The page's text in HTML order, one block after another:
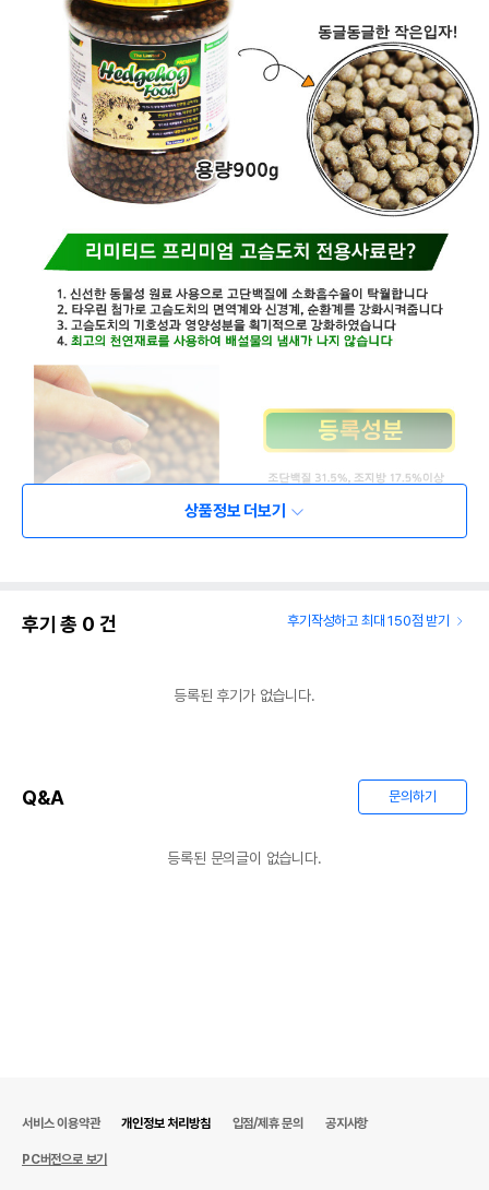
상품정보 더보기
후기 총 0 건 후기작성하고 최대 150점 받기
등록된 후기가 없습니다.
Q&A 문의하기
등록된 문의글이 없습니다.
서비스 이용약관 개인정보 처리방침 입점/제휴 문의 공지사항
PC버전으로 보기